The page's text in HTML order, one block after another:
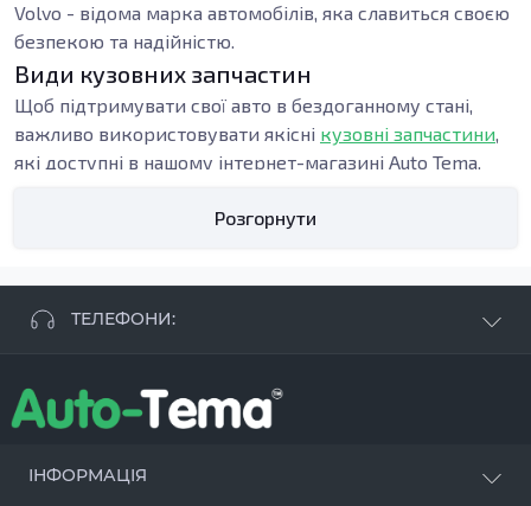
Volvo - відома марка автомобілів, яка славиться своєю
безпекою та надійністю.
Види кузовних запчастин
Щоб підтримувати свої авто в бездоганному стані,
важливо використовувати якісні кузовні запчастини,
які доступні в нашому інтернет-магазині Auto Tema.
Внутрішні пороги є важливою частиною кузова
Вони забезпечують міцність конструкції, запобігають
попаданню вологи у внутрішній простір та сприяють
Якщо ви помітили корозію або механічні
пошкодження внутрішніх порогів, необхідно терміново
Розгорнути
ТЕЛЕФОНИ:
+38 096 250 84 38
+38 099 657 61 50
ІНФОРМАЦІЯ